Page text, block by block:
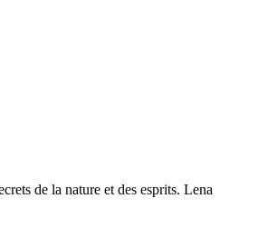
de la nature et des esprits. Lena